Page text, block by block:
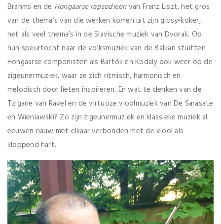
Brahms en de Hongaarse rapsodieënvan Franz Liszt, het gros
van de thema’s van die werken komen uit zijn gipsy-koker,
net als veel thema’s in de Slavische muziek van Dvorak. Op
hun speurtocht naar de volksmuziek van de Balkan stuitten
Hongaarse componisten als Bartók en Kodaly ook weer op de
zigeunermuziek, waar ze zich ritmisch, harmonisch en
melodisch door lieten inspireren. En wat te denken van de
Tzigane van Ravel en de virtuoze vioolmuziek van De Sarasate
en Wieniawski? Zo zijn zigeunermuziek en klassieke muziek al
eeuwen nauw met elkaar verbonden met de viool als
kloppend hart.